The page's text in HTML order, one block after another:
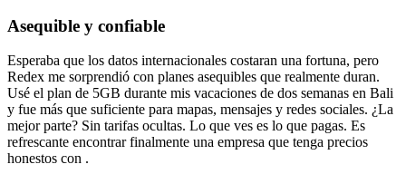
Asequible y confiable
Esperaba que los datos internacionales costaran una fortuna, pero
Redex me sorprendió con planes asequibles que realmente duran.
Usé el plan de 5GB durante mis vacaciones de dos semanas en Bali
y fue más que suficiente para mapas, mensajes y redes sociales. ¿La
mejor parte? Sin tarifas ocultas. Lo que ves es lo que pagas. Es
refrescante encontrar finalmente una empresa que tenga precios
honestos con .